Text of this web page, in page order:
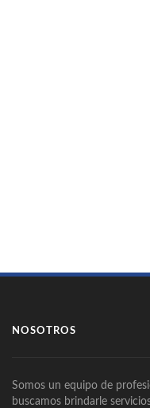
NOSOTROS
Somos un equipo de
buscamos brindarle